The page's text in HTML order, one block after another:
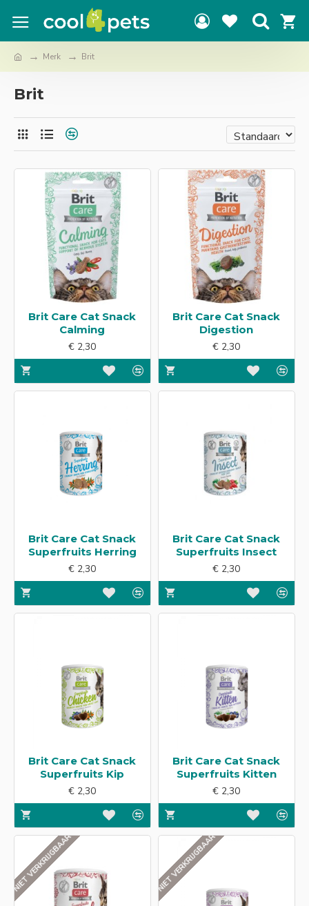
Merk Brit
Brit
Brit Care Cat Snack
Calming
€ 2,30
Brit Care Cat Snack
Digestion
€ 2,30
Brit Care Cat Snack
Superfruits Herring
€ 2,30
Brit Care Cat Snack
Superfruits Insect
€ 2,30
Brit Care Cat Snack
Superfruits Kip
€ 2,30
Brit Care Cat Snack
Superfruits Kitten
€ 2,30
NIET VERKRIJGBAAR NIET VERKRIJGBAAR